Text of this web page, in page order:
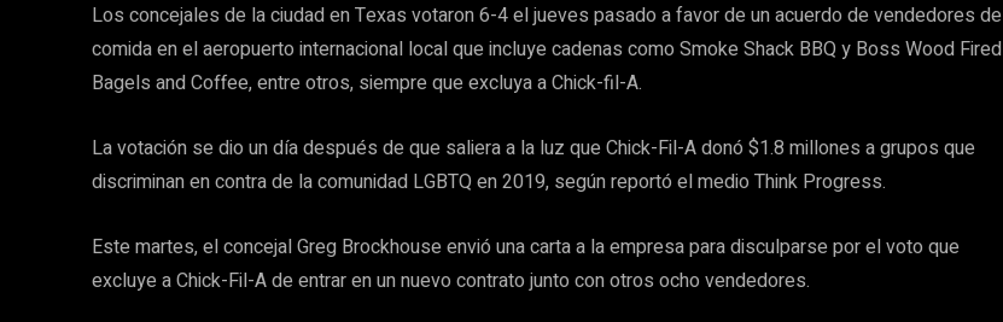
Los concejales de la ciudad en Texas votaron 6-4 el jueves pasado a favor de un acuerdo de vendedores de
comida en el aeropuerto internacional local que incluye cadenas como Smoke Shack BBQ y Boss Wood Fired
Bagels and Coffee, entre otros, siempre que excluya a Chick-fil-A.
La votación se dio un día después de que saliera a la luz que Chick-Fil-A donó $1.8 millones a grupos que
discriminan en contra de la comunidad LGBTQ en 2019, según reportó el medio Think Progress.
Este martes, el concejal Greg Brockhouse envió una carta a la empresa para disculparse por el voto que
excluye a Chick-Fil-A de entrar en un nuevo contrato junto con otros ocho vendedores.